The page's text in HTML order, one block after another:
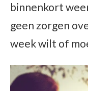
binnenkort
geen zorgen
week wilt of